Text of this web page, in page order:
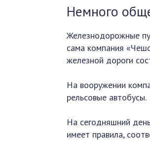
Немного
Железнодорожные
сама компания
железной дороги
На вооружении
рельсовые автобусы.
На сегодняшний
имеет правила,